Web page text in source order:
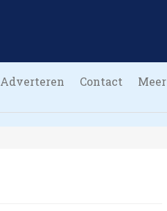
Adverteren Contact Meer